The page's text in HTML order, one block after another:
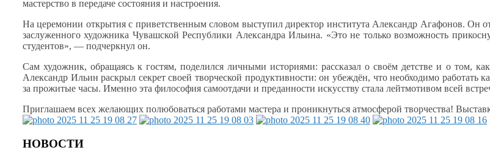
мастерство в передаче состояния и настроения.
На церемонии открытияс приветственнымсловом выступил директор института Александр Агафонов. Он
заслуженного художника Чувашской Республики Александра Ильина. «Этоне тольковозможность
студентов», — подчеркнул он.
Сам художник, обращаяськ гостям, поделился личными историями: рассказало своём детстве и о том,
Александр Ильин раскрыл секрет своей творческой продуктивности:он убеждён, что необходимо работать
за прожитые часы. Именно эта философия самоотдачи и преданности искусству стала лейтмотивом всей
Приглашаем всех желающих полюбоваться работами мастера и проникнуться атмосферой творчества!
НОВОСТИ